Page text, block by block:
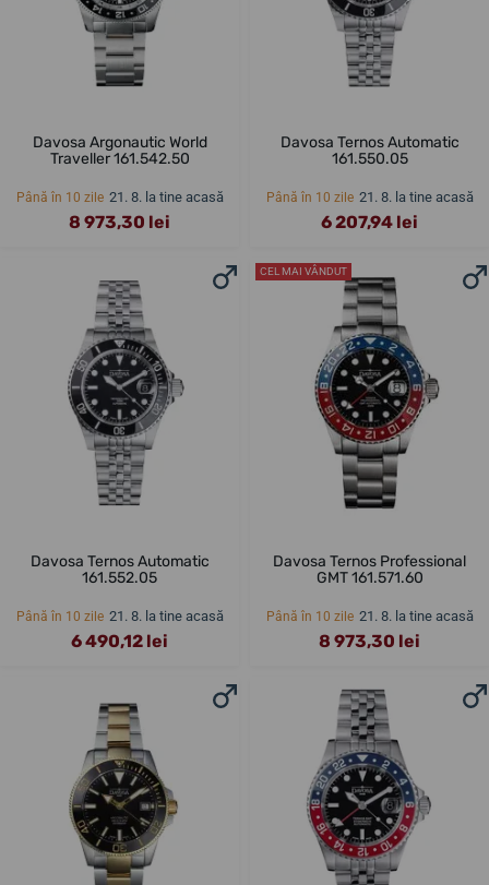
Davosa Argonautic World
Traveller 161.542.50
Până în 10 zile 21. 8. la tine acasă
8 973,30 lei
Davosa Ternos Automatic
161.550.05
Până în 10 zile 21. 8. la tine acasă
6 207,94 lei
Davosa Ternos Automatic
161.552.05
Până în 10 zile 21. 8. la tine acasă
6 490,12 lei
CEL MAI VÂNDUT
Davosa Ternos Professional
GMT 161.571.60
Până în 10 zile 21. 8. la tine acasă
8 973,30 lei